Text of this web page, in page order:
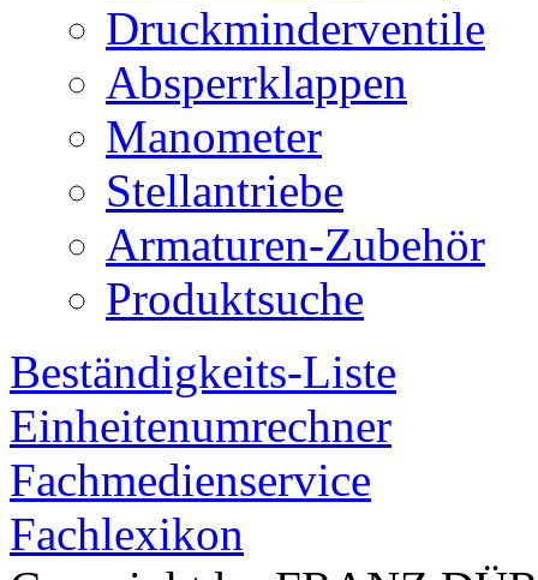
Druckminderventile
Absperrklappen
Manometer
Stellantriebe
Armaturen-Zubehör
Produktsuche
Beständigkeits-Liste
Einheitenumrechner
Fachmedienservice
Fachlexikon